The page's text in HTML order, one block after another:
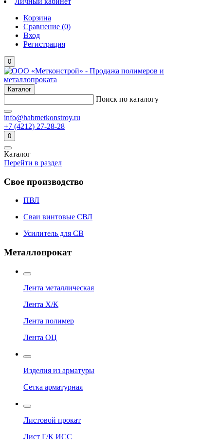
Корзина
Сравнение (0)
Вход
Регистрация
0
Каталог
Поиск по каталогу
info@habmetkonstroy.ru
+7 (4212) 27-28-28
0
Каталог
Перейти в раздел
Свое производство
ПВЛ
Сваи винтовые СВЛ
Усилитель для СВ
Металлопрокат
Лента металлическая
Лента Х/К
Лента полимер
Лента ОЦ
Изделия из арматуры
Сетка арматурная
Листовой прокат
Лист Г/К ИСС